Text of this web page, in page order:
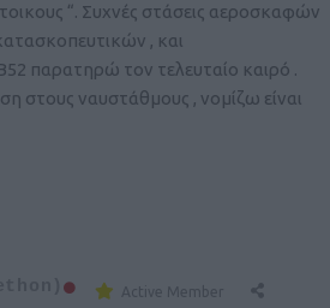
“. Συχνές στάσεις αεροσκαφών
, και
παρατηρώ τον τελευταίο καιρό .
στους ναυστάθμους , νομίζω είναι
Active Member